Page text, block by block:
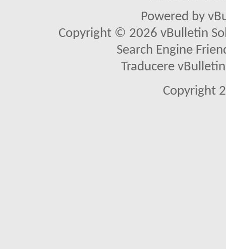
Powered by
Copyright © 2026 vBulletin
Search Engine
Traducere
Copyright